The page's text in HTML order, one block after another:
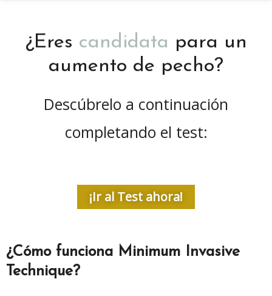
¿Eres candidata para un
aumento de pecho?
Descúbrelo a continuación
completando el test:
¡Ir al Test ahora!
¿Cómo funciona Minimum Invasive
Technique?